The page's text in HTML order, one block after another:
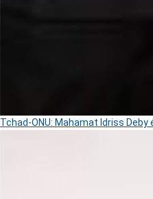
Tchad-ONU: Mahamat Idriss Deby